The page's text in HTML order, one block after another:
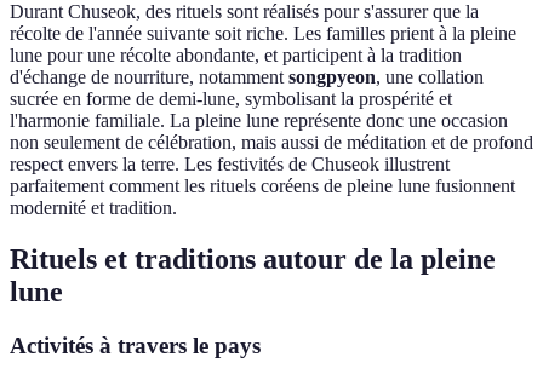
Durant Chuseok, des rituels sont réalisés pour s'assurer que la
récolte de l'année suivante soit riche. Les familles prient à la pleine
lune pour une récolte abondante, et participent à la tradition
d'échange de nourriture, notamment songpyeon, une collation
sucrée en forme de demi-lune, symbolisant la prospérité et
l'harmonie familiale. La pleine lune représente donc une occasion
non seulement de célébration, mais aussi de méditation et de profond
respect envers la terre. Les festivités de Chuseok illustrent
parfaitement comment les rituels coréens de pleine lune fusionnent
modernité et tradition.
Rituels et traditions autour de la pleine
lune
Activités à travers le pays